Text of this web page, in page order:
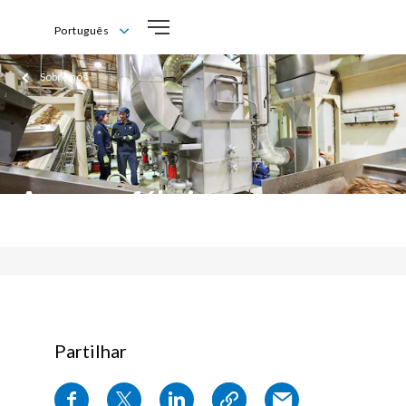
Português
English
Português
Sobre nós
A nossa fábrica
Partilhar